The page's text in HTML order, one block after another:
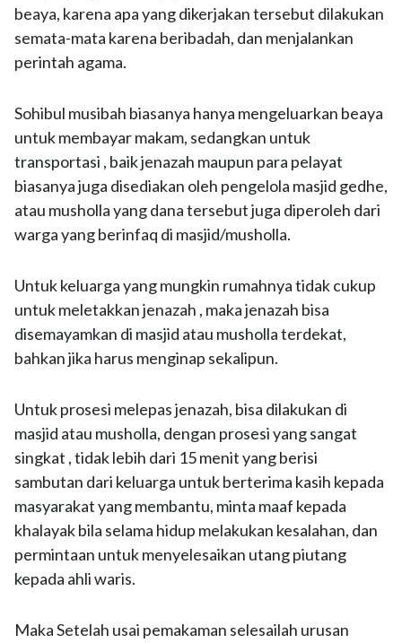
beaya, karena apa yang dikerjakan tersebut dilakukan
semata-mata karena beribadah, dan menjalankan
perintah agama.
Sohibul musibah biasanya hanya mengeluarkan beaya
untuk membayar makam, sedangkan untuk
transportasi , baik jenazah maupun para pelayat
biasanya juga disediakan oleh pengelola masjid gedhe,
atau musholla yang dana tersebut juga diperoleh dari
warga yang berinfaq di masjid/musholla.
Untuk keluarga yang mungkin rumahnya tidak cukup
untuk meletakkan jenazah , maka jenazah bisa
disemayamkan di masjid atau musholla terdekat,
bahkan jika harus menginap sekalipun.
Untuk prosesi melepas jenazah, bisa dilakukan di
masjid atau musholla, dengan prosesi yang sangat
singkat , tidak lebih dari 15 menit yang berisi
sambutan dari keluarga untuk berterima kasih kepada
masyarakat yang membantu, minta maaf kepada
khalayak bila selama hidup melakukan kesalahan, dan
permintaan untuk menyelesaikan utang piutang
kepada ahli waris.
Maka Setelah usai pemakaman selesailah urusan